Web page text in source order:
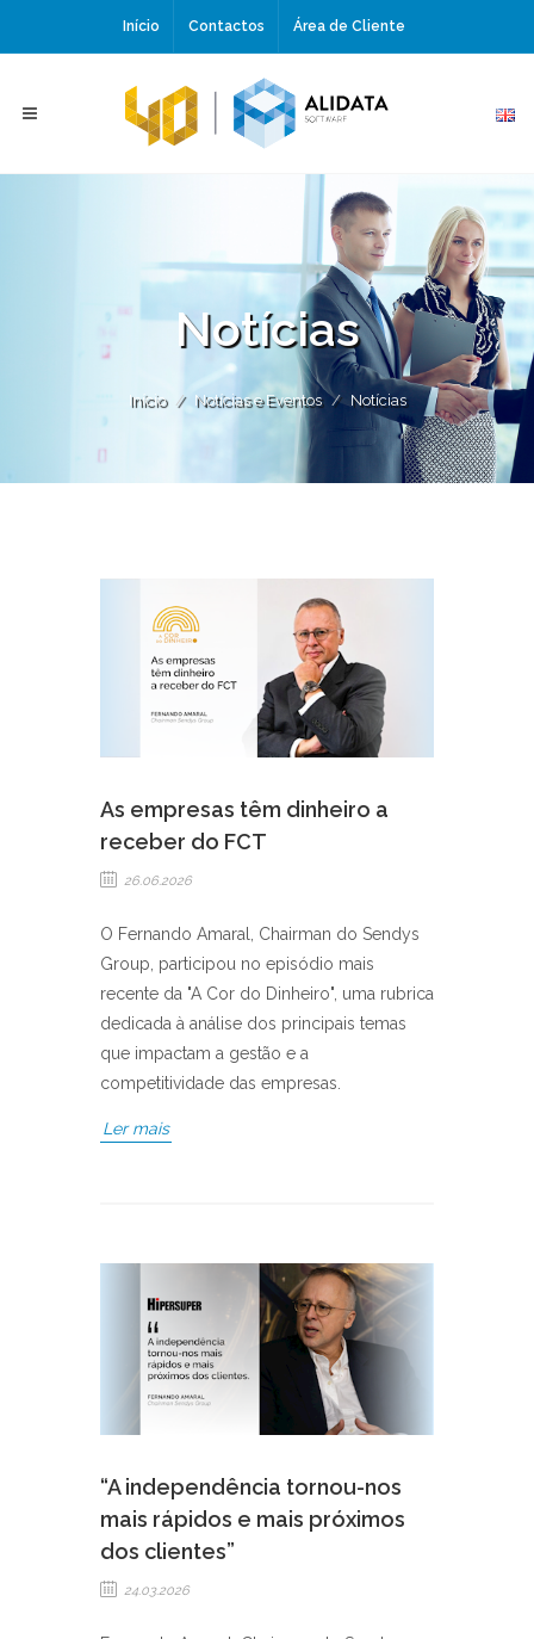
Início Contactos Área de Cliente
Notícias
Início Notícias e Eventos Notícias
As empresas têm dinheiro a
receber do FCT
26.06.2026
O Fernando Amaral, Chairman do Sendys
Group, participou no episódio mais
recente da "A Cor do Dinheiro", uma rubrica
dedicada à análise dos principais temas
que impactam a gestão e a
competitividade das empresas.
Ler mais
“A independência tornou-nos
mais rápidos e mais próximos
dos clientes”
24.03.2026